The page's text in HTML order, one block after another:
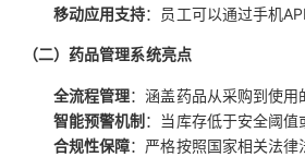
移动应用支持：员工可以通过手机
（二）药品管理系统亮点
全流程管理：涵盖药品从采购到使
智能预警机制 ：当库存低于安全阈
合规性保障：严格按照国家相关法